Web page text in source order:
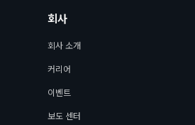
회사
회사 소개
커리어
이벤트
보도 센터